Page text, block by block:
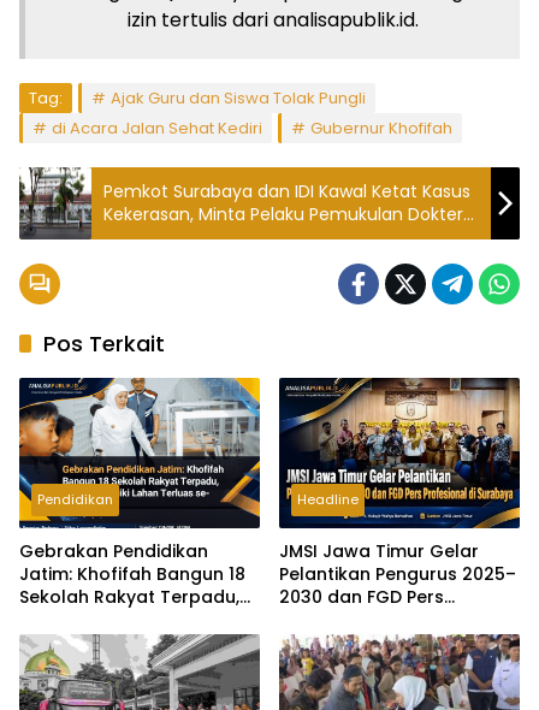
Pos Terkait
Pendidikan
Gebrakan Pendidikan
Jatim: Khofifah Bangun 18
Sekolah Rakyat Terpadu,
Sampang Miliki Lahan
Headline
JMSI Jawa Timur Gelar
Pelantikan Pengurus 2025–
2030 dan FGD Pers
Profesional di Surabaya
Headline
Gubernur Khofifah Lepas
55 Calon Transmigran
Jatim ke Timur Indonesia
Headline
Wakil Rakyat Guntur
Wahono Dampingi
Gubernur Khofifah
Serahkan Bansos
Ekbis Ekbis